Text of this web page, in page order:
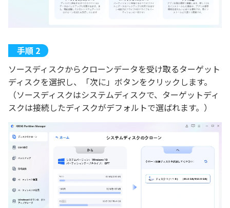
ソースディスクからクローンデータを受け取るターゲット
ディスクを選択し、「次に」ボタンをクリックします。
（ソースディスクはシステムディスクで、ターゲットディ
スクは接続したディスクがデフォルトで選ばれます。）